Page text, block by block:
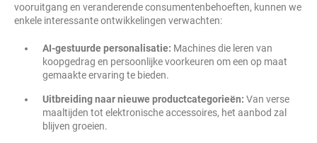
vooruitgang en veranderende consumentenbehoeften, kunnen we
enkele interessante ontwikkelingen verwachten:
AI-gestuurde personalisatie: Machines die leren van
koopgedrag en persoonlijke voorkeuren om een op maat
gemaakte ervaring te bieden.
Uitbreiding naar nieuwe productcategorieën: Van verse
maaltijden tot elektronische accessoires, het aanbod zal
blijven groeien.